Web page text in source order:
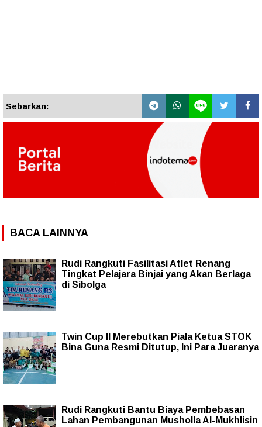
Sebarkan:
BACA LAINNYA
Rudi Rangkuti Fasilitasi Atlet Renang
Tingkat Pelajara Binjai yang Akan Berlaga
di Sibolga
Twin Cup II Merebutkan Piala Ketua STOK
Bina Guna Resmi Ditutup, Ini Para Juaranya
Rudi Rangkuti Bantu Biaya Pembebasan
Lahan Pembangunan Musholla Al-Mukhlisin